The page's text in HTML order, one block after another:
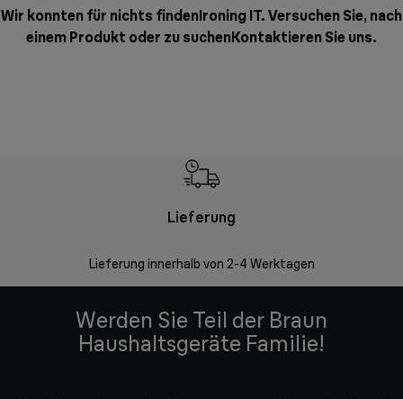
Wir konnten für nichts findenIroning IT. Versuchen Sie, nach
einem Produkt oder zu suchenKontaktieren Sie uns.
Lieferung
Lieferung innerhalb von 2-4 Werktagen
Werden Sie Teil der Braun
Haushaltsgeräte Familie!